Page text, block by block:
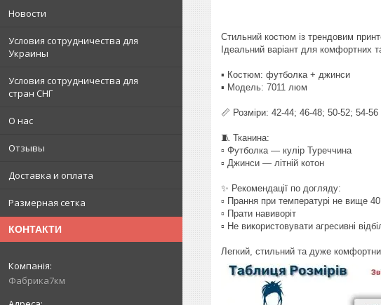
Новости
Условия сотрудничества для
Украины
Условия сотрудничества для
стран СНГ
О нас
Отзывы
Доставка и оплата
Размерная сетка
КОНТАКТИ
Фабрика7км
Стильний костюм із трендовим
Ідеальний варіант для комфортних
▪️ Костюм: футболка + джинси
▪️ Модель: 7011 люм
📏 Розміри: 42-44; 46-48; 50-52; 54-56
🧵 Тканина:
▫️ Футболка — кулір Туреччина
▫️ Джинси — літній котон
✨ Рекомендації по догляду:
▫️ Прання при температурі не вище
▫️ Прати навиворіт
▫️ Не використовувати агресивні
Легкий, стильний та дуже